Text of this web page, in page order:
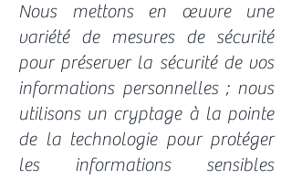
Nous mettons en œuvre une
variété de mesures de sécurité
pour préserver la sécurité de vos
informations personnelles ; nous
utilisons un cryptage à la pointe
de la technologie pour protéger
les informations sensibles